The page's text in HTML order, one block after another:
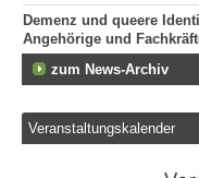
Demenz und queere
Angehörige und
zum News-Archiv
Veranstaltungskalender